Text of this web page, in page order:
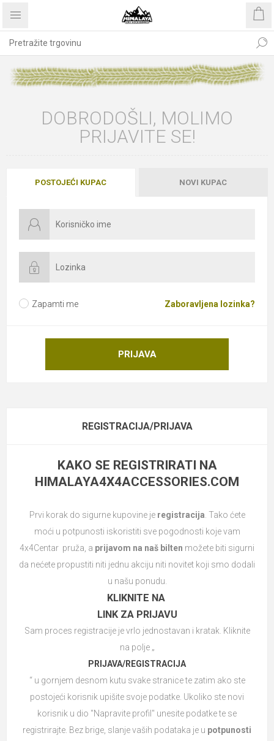
DOBRODOŠLI, MOLIMO
PRIJAVITE SE!
POSTOJEĆI KUPAC NOVI KUPAC
Zapamti me Zaboravljena lozinka?
PRIJAVA
REGISTRACIJA/PRIJAVA
KAKO SE REGISTRIRATI NA
HIMALAYA4X4ACCESSORIES.COM
Prvi korak do sigurne kupovine je registracija . Tako ćete
moći u potpunosti iskoristiti sve pogodnosti koje vam
4x4Centar pruža, a prijavom na naš bilten možete biti sigurni
da nećete propustiti niti jednu akciju niti novitet koji smo dodali
u našu ponudu.
KLIKNITE NA
LINK ZA PRIJAVU
Sam proces registracije je vrlo jednostavan i kratak. Kliknite
na polje „
PRIJAVA/REGISTRACIJA
“ u gornjem desnom kutu svake stranice te zatim ako ste
postojeći korisnik upišite svoje podatke. Ukoliko ste novi
korisnik u dio "Napravite profil" unesite podatke te se
registrirajte. Bez brige, slanje vaših podataka je u potpunosti